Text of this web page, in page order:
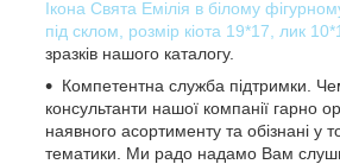
Ікона Свята Емілія в білому
під склом, розмір кіота 19*17, лик
зразків нашого каталогу.
Компетентна служба підтримки.
консультанти нашої компанії гарно
наявного асортименту та обізнані у
тематики. Ми радо надамо Вам